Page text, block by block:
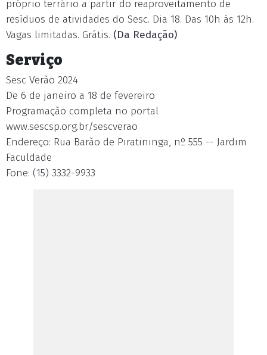
próprio terrário a partir do reaproveitamento de
resíduos de atividades do Sesc. Dia 18. Das 10h às 12h.
Vagas limitadas. Grátis. (Da Redação)
Serviço
Sesc Verão 2024
De 6 de janeiro a 18 de fevereiro
Programação completa no portal
www.sescsp.org.br/sescverao
Endereço: Rua Barão de Piratininga, nº 555 -- Jardim
Faculdade
Fone: (15) 3332-9933